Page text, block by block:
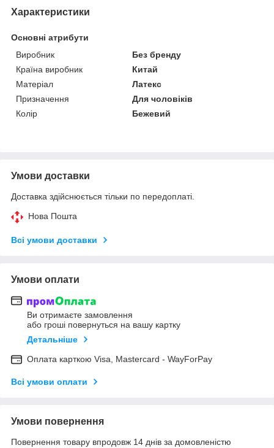
Характеристики
Основні атрибути
Виробник
Без бренду
Країна виробник
Китай
Матеріал
Латекс
Призначення
Для чоловіків
Колір
Бежевий
Умови доставки
Доставка здійснюється тільки по передоплаті.
Нова Пошта
Всі умови доставки
Умови оплати
Ви отримаєте замовлення
або гроші повернуться на вашу картку
Детальніше
Оплата карткою Visa, Mastercard - WayForPay
Всі умови оплати
Умови повернення
Повернення товару впродовж 14 днів за домовленістю